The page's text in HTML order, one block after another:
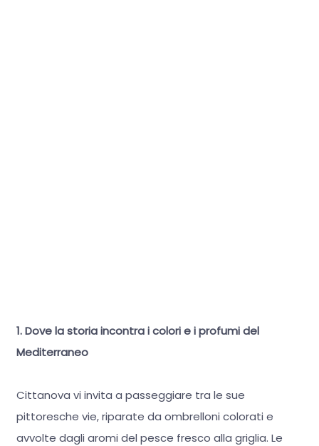
1. Dove la storia incontra i colori e i profumi del
Mediterraneo
Cittanova vi invita a passeggiare tra le sue
pittoresche vie, riparate da ombrelloni colorati e
avvolte dagli aromi del pesce fresco alla griglia. Le